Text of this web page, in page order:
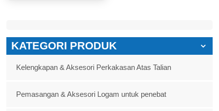
KATEGORI PRODUK
Kelengkapan & Aksesori Perkakasan Atas Talian
Pemasangan & Aksesori Logam untuk penebat